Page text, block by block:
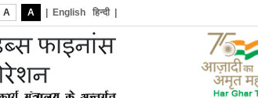
A A English हिन्दी|